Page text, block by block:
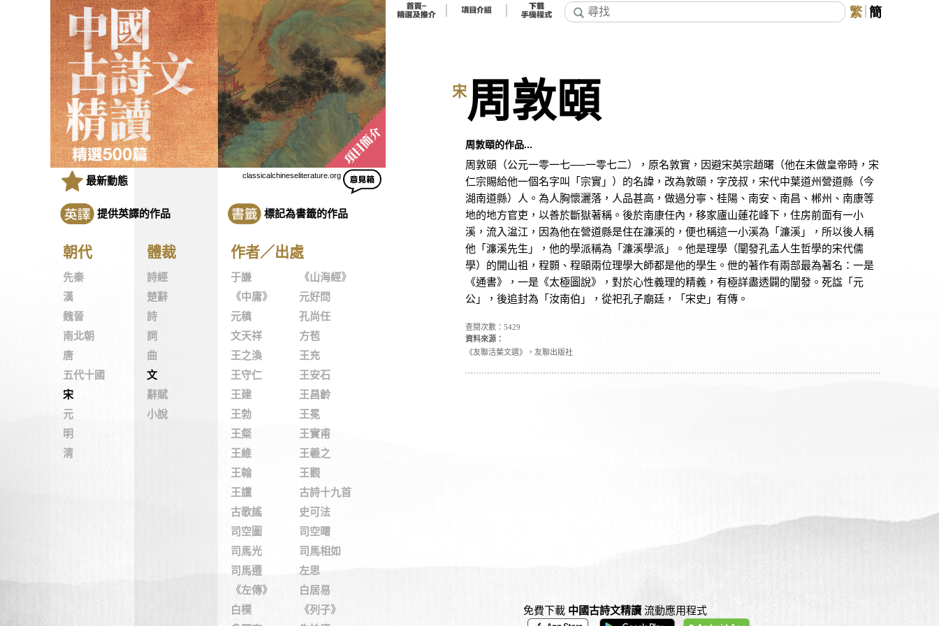
繁 簡
classicalchineseliterature.org
最新動態
提供英譯的作品 標記為書籤的作品
朝代
先秦
漢
魏晉
南北朝
唐
五代十國
宋
元
明
清
體裁
詩經
楚辭
詩
詞
曲
文
辭賦
小說
作者／出處
于謙
《山海經》
《中庸》
元好問
元稹
孔尚任
文天祥
方苞
王之渙
王充
王守仁
王安石
王建
王昌齡
王勃
王冕
王粲
王實甫
王維
王羲之
王翰
王觀
王讜
古詩十九首
古歌謠
史可法
司空圖
司空曙
司馬光
司馬相如
司馬遷
左思
《左傳》
白居易
白樸
《列子》
宋周敦頤
周敦頤的作品...
周敦頤（公元一零一七──一零七二），原名敦實，因避宋英宗趙曙（他在未做皇帝時，宋
仁宗賜給他一個名字叫「宗實」）的名諱，改為敦頤，字茂叔，宋代中葉道州營道縣（今
湖南道縣）人。為人胸懷灑落，人品甚高，做過分寧、桂陽、南安、南昌、郴州、南康等
地的地方官吏，以善於斷獄著稱。後於南康任內，移家廬山蓮花峰下，住房前面有一小
溪，流入湓江，因為他在營道縣是住在濂溪的，便也稱這一小溪為「濂溪」，所以後人稱
他「濂溪先生」，他的學派稱為「濂溪學派」。他是理學（闡發孔孟人生哲學的宋代儒
學）的開山祖，程顥、程頤兩位理學大師都是他的學生。伳的著作有兩部最為著名：一是
《通書》，一是《太極圖說》，對於心性義理的精義，有極詳盡透闢的闡發。死諡「元
公」，後追封為「汝南伯」，從祀孔子廟廷，「宋史」有傳。
查閱次數：5429
資料來源：
《友聯活葉文選》，友聯出版社
免費下載 中國古詩文精讀流動應用程式